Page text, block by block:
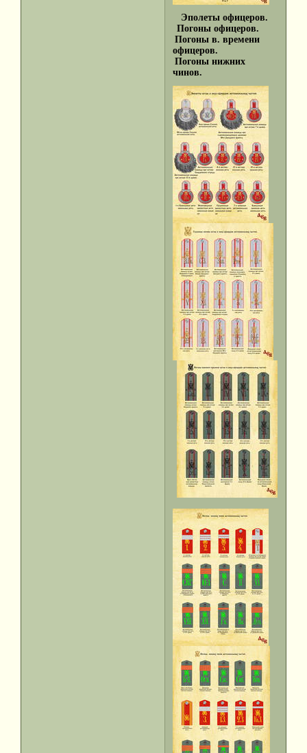
Эполеты офицеров.
Погоны офицеров.
Погоны в. времени
офицеров.
Погоны нижних
чинов.